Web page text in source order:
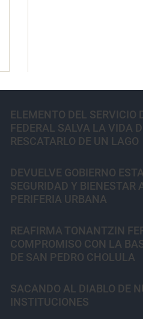
ELEMENTO DEL SERVICIO
FEDERAL SALVA LA VIDA
RESCATARLO DE UN LAGO
DEVUELVE GOBIERNO
SEGURIDAD Y BIENESTAR
PERIFERIA URBANA
REAFIRMA TONANTZIN
COMPROMISO CON LA
DE SAN PEDRO CHOLULA
SACANDO AL DIABLO DE
INSTITUCIONES